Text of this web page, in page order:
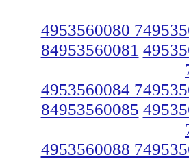
4953560080
84953560081
4953560084
84953560085
4953560088